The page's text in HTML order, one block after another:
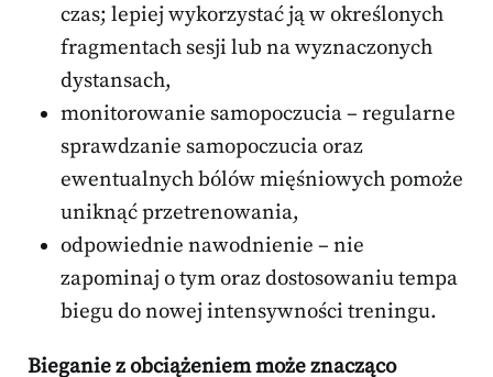
czas; lepiej wykorzystać ją w określonych
fragmentach sesji lub na wyznaczonych
dystansach,
monitorowanie samopoczucia – regularne
sprawdzanie samopoczucia oraz
ewentualnych bólów mięśniowych pomoże
uniknąć przetrenowania,
odpowiednie nawodnienie – nie
zapominaj o tym oraz dostosowaniu tempa
biegu do nowej intensywności treningu.
Bieganie z obciążeniem może znacząco